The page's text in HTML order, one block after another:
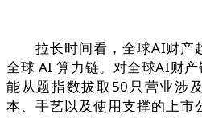
拉长时间看，全球AI财产
全球 AI 算力链。对全球AI财
能从题指数拔取50只营业涉
本、手艺以及使用支撑的上市